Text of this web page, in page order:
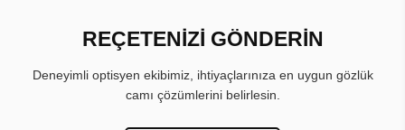
REÇETENİZİ GÖNDERİN
Deneyimli optisyen ekibimiz, ihtiyaçlarınıza en uygun gözlük
camı çözümlerini belirlesin.